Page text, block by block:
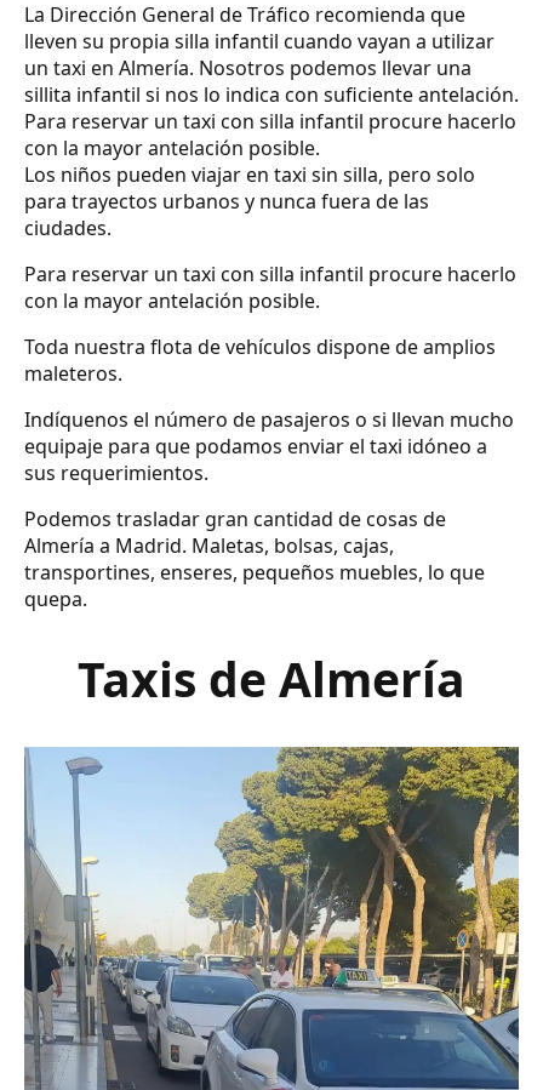
La Dirección General de Tráfico recomienda que
lleven su propia silla infantil cuando vayan a utilizar
un taxi en Almería. Nosotros podemos llevar una
sillita infantil si nos lo indica con suficiente antelación.
Para reservar un taxi con silla infantil procure hacerlo
con la mayor antelación posible.
Los niños pueden viajar en taxi sin silla, pero solo
para trayectos urbanos y nunca fuera de las
ciudades.
Para reservar un taxi con silla infantil procure hacerlo
con la mayor antelación posible.
Toda nuestra flota de vehículos dispone de amplios
maleteros.
Indíquenos el número de pasajeros o si llevan mucho
equipaje para que podamos enviar el taxi idóneo a
sus requerimientos.
Podemos trasladar gran cantidad de cosas de
Almería a Madrid. Maletas, bolsas, cajas,
transportines, enseres, pequeños muebles, lo que
quepa.
Taxis de Almería